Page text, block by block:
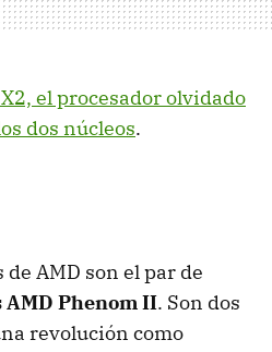
el procesador olvidado
dos núcleos.
de AMD son el par de
AMD Phenom II. Son dos
revolución como